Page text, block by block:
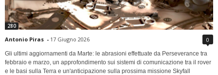
280
Antonio Piras - 17 Giugno 2026 0
Gli ultimi aggiornamenti da Marte: le abrasioni effettuate da Perseverance tra
febbraio e marzo, un approfondimento sui sistemi di comunicazione tra il rover
e le basi sulla Terra e un'anticipazione sulla prossima missione Skyfall